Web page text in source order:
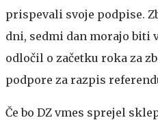
prispevali svoje podpise.
dni, sedmi dan morajo biti
odločil o začetku roka za
podpore za razpis
Če bo DZ vmes sprejel